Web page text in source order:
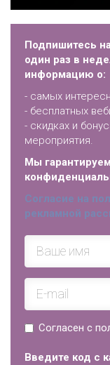
Подпишитесь
один раз в
информацию о:
- самых
- бесплатных
- скидках и
мероприятия.
Мы
Согласие на
рекламной
Согласен с
Введите код с